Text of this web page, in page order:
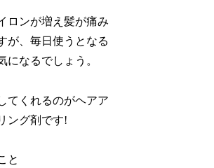
ロンが増え髪が痛み
が、毎日使うとなる
になるでしょう。
てくれるのがヘアア
ング剤です!
と